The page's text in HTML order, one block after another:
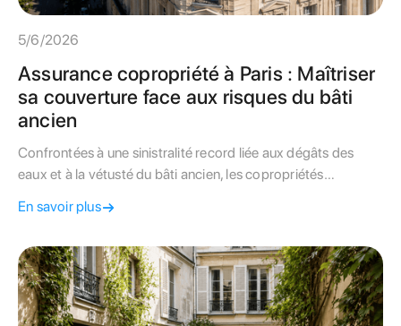
5/6/2026
Assurance copropriété à Paris : Maîtriser
sa couverture face aux risques du bâti
ancien
Confrontées à une sinistralité record liée aux dégâts des
eaux et à la vétusté du bâti ancien, les copropriétés
d'assurance. Ce guide technique livre la méthode pour
En savoir plus